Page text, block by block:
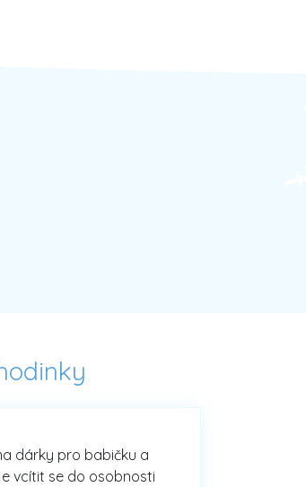
dárky pro babičku a
vcítit se do osobnosti